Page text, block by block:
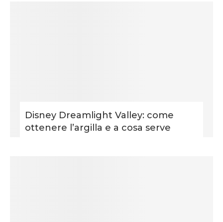
Disney Dreamlight Valley: come
ottenere l’argilla e a cosa serve